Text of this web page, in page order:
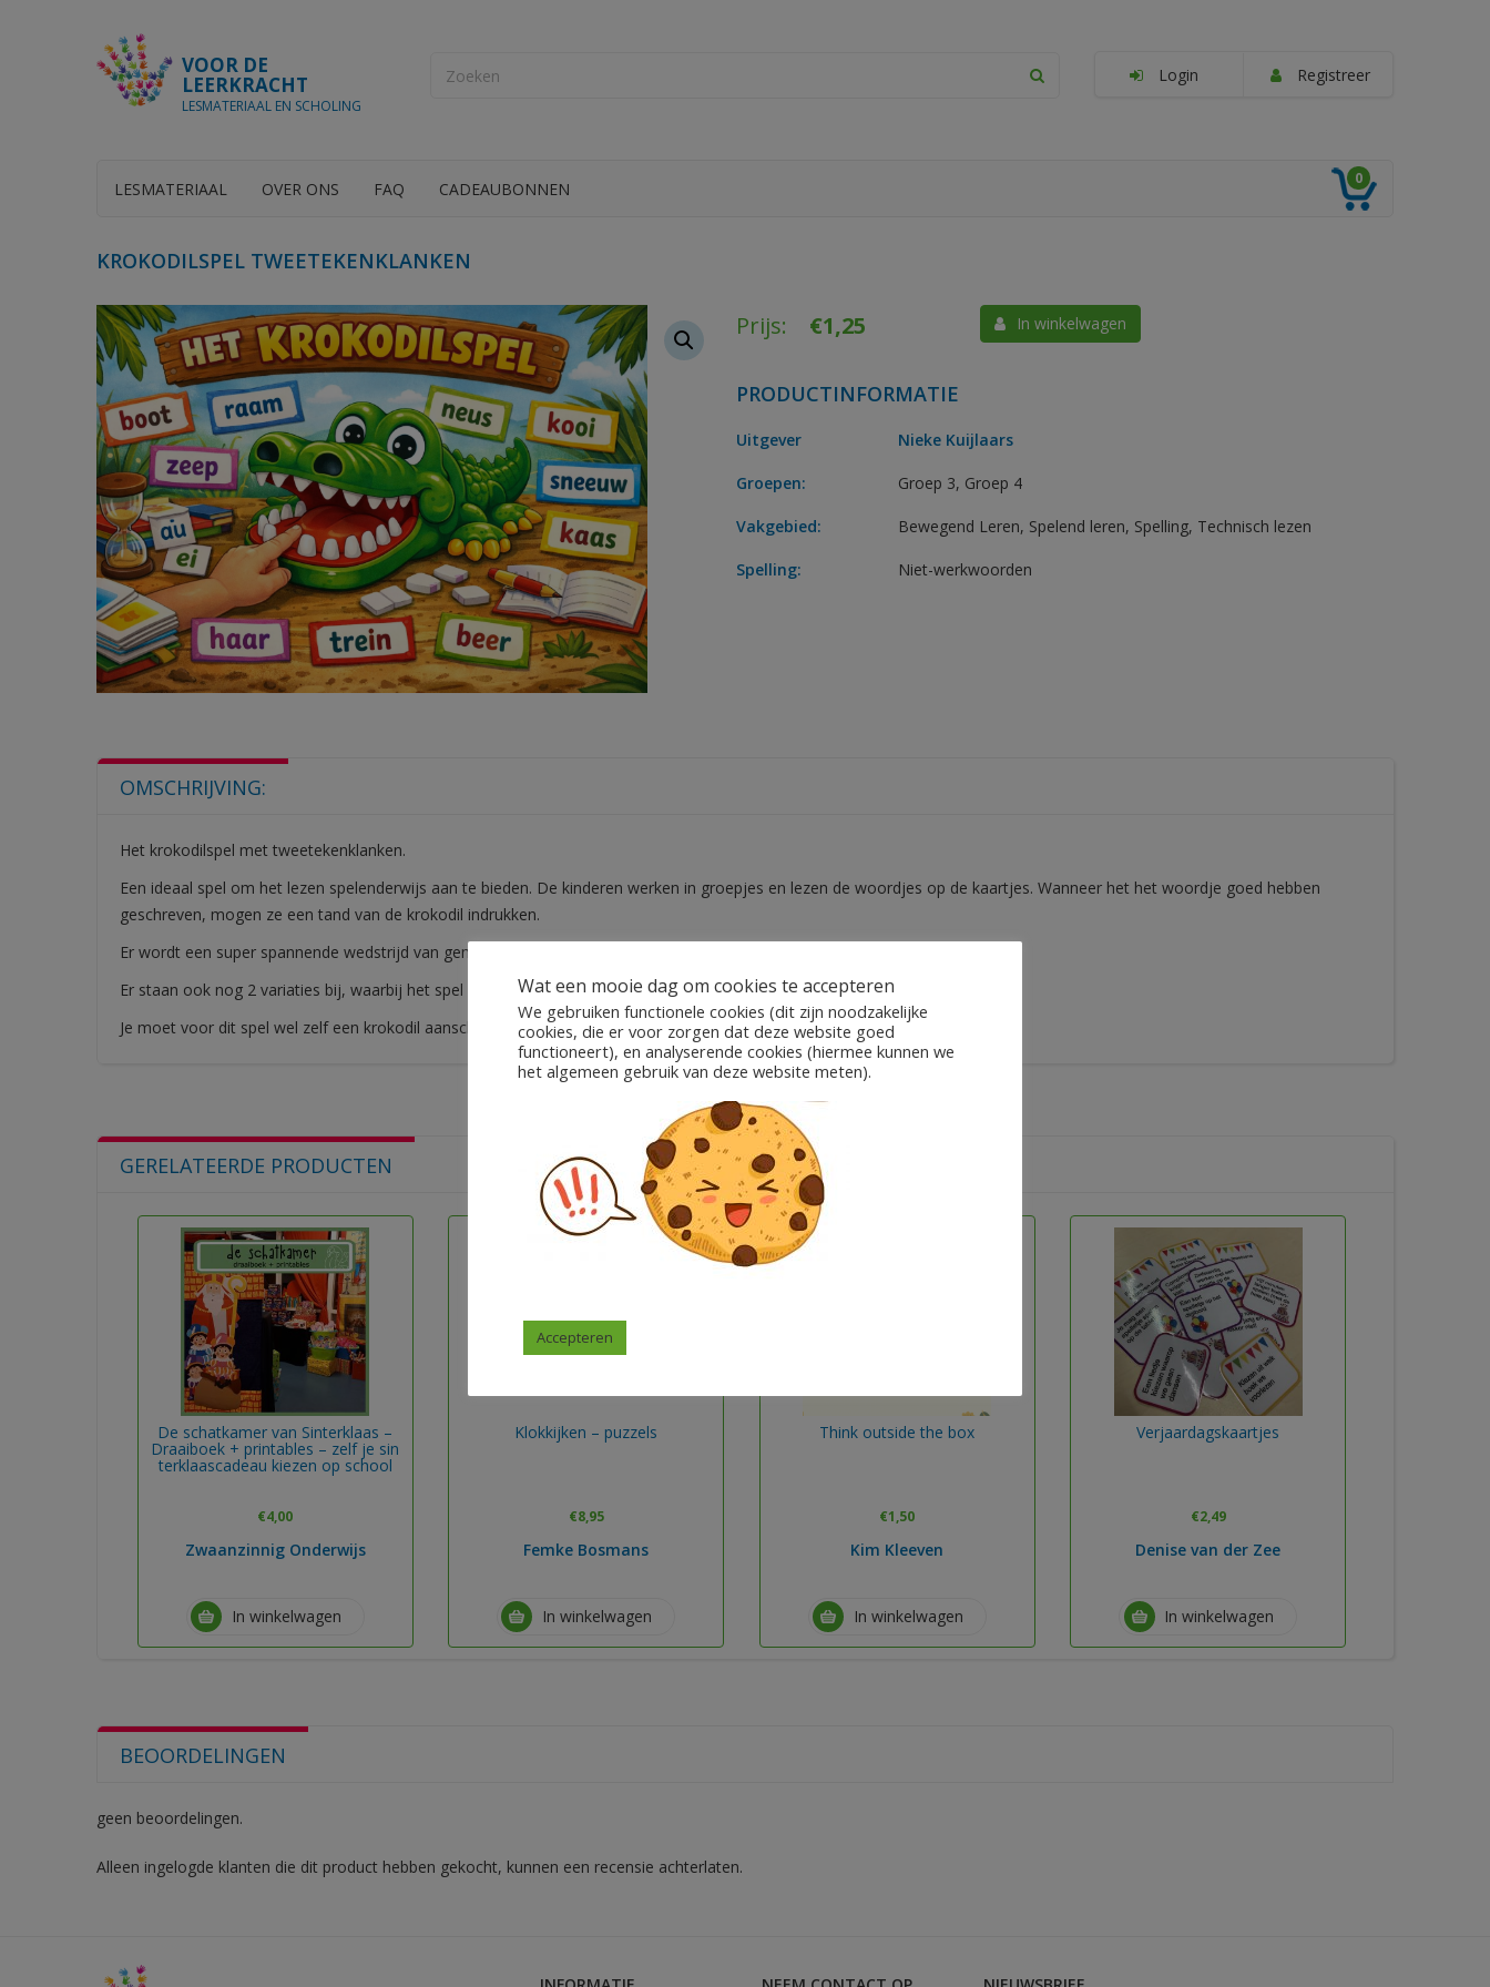
VOOR DE
LEERKRACHT
LESMATERIAAL EN SCHOLING
Login Registreer
LESMATERIAAL OVER ONS FAQ CADEAUBONNEN
0
KROKODILSPEL TWEETEKENKLANKEN
Prijs: €1,25 In winkelwagen
PRODUCTINFORMATIE
Uitgever Nieke Kuijlaars
Groepen: Groep 3, Groep 4
Vakgebied: Bewegend Leren, Spelend leren, Spelling, Technisch lezen
Spelling: Niet-werkwoorden
OMSCHRIJVING:
Het krokodilspel met tweetekenklanken.
Een ideaal spel om het lezen spelenderwijs aan te bieden. De kinderen werken in groepjes en lezen de woordjes op de kaartjes. Wanneer het het woordje goed hebben
geschreven, mogen ze een tand van de krokodil indrukken.
Er wordt een super spannende wedstrijd van gemaakt. Wie heeft er aan het einde de meeste kaartjes?
Er staan ook nog 2 variaties bij, waarbij het spel ook in kunt zetten voor spelling.
Je moet voor dit spel wel zelf een krokodil aanschaffen, bijvoorbeeld via Bol.com
GERELATEERDE PRODUCTEN
De schatkamer van Sinterklaas –
Draaiboek + printables – zelf je sin
terklaascadeau kiezen op school
€4,00
Zwaanzinnig Onderwijs
In winkelwagen
Klokkijken – puzzels
€8,95
Femke Bosmans
In winkelwagen
Think outside the box
€1,50
Kim Kleeven
In winkelwagen
Verjaardagskaartjes
€2,49
Denise van der Zee
In winkelwagen
BEOORDELINGEN
geen beoordelingen.
Alleen ingelogde klanten die dit product hebben gekocht, kunnen een recensie achterlaten.
Wat een mooie dag om cookies te accepteren
We gebruiken functionele cookies (dit zijn noodzakelijke
cookies, die er voor zorgen dat deze website goed
functioneert), en analyserende cookies (hiermee kunnen we
het algemeen gebruik van deze website meten).
Accepteren